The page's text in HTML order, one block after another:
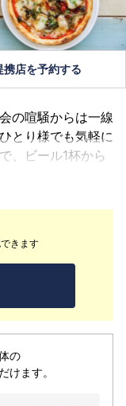
きます
の
けます。
携店を予約する
の喧騒からは一線
とり様でも気軽に
、ビール1杯から
でも大人数でもお
ジナルのアメリカ
きない、ビールに
トドリンクのご用
す。